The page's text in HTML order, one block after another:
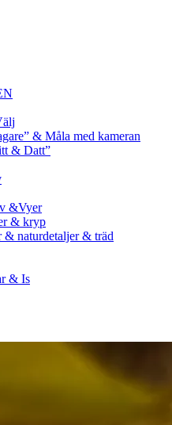
& Måla med kameran
& Datt”
&Vyer
& kryp
naturdetaljer & träd
& Is